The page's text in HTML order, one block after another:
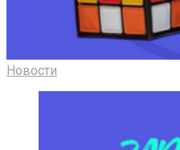
Новости